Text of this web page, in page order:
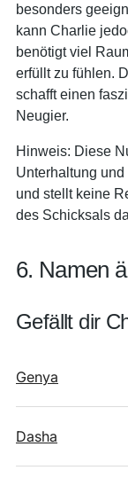
besonders
kann Charlie
benötigt viel
erfüllt zu fühlen.
schafft einen
Neugier.
Hinweis: Diese
Unterhaltung
und stellt keine
des Schicksals
6. Namen
Gefällt dir
Genya
Dasha